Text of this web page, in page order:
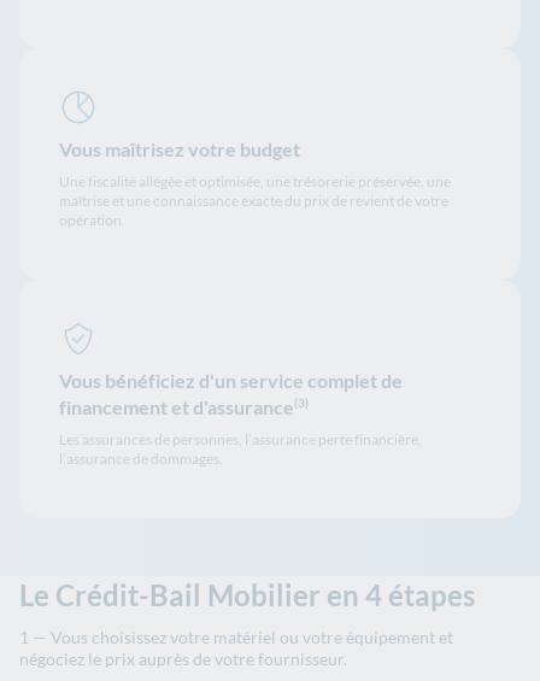
Vous maîtrisez votre budget
Une fiscalité allégée et optimisée, une trésorerie préservée, une
maîtrise et une connaissance exacte du prix de revient de votre
opération.
Vous bénéficiez d'un service complet de
financement et d'assurance(3)
Les assurances de personnes, l’assurance perte financière,
l’assurance de dommages.
Le Crédit-Bail Mobilier en 4 étapes
Vous choisissez votre matériel ou votre équipement et
négociez le prix auprès de votre fournisseur.